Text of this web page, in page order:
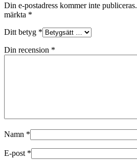
Din e-postadress kommer inte publiceras.
märkta *
Ditt betyg *
Din recension *
Namn *
E-post *